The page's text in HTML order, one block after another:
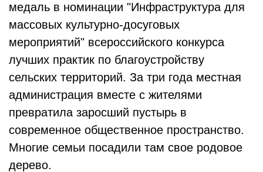
медаль в номинации "Инфраструктура для
массовых культурно-досуговых
мероприятий" всероссийского конкурса
лучших практик по благоустройству
сельских территорий. За три года местная
администрация вместе с жителями
превратила заросший пустырь в
современное общественное пространство.
Многие семьи посадили там свое родовое
дерево.